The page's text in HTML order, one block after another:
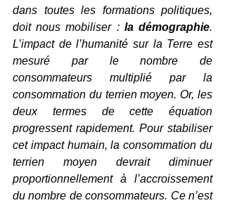
dans toutes les formations politiques,
doit nous mobiliser : la démographie.
L’impact de l’humanité sur la Terre est
mesuré par le nombre de
consommateurs multiplié par la
consommation du terrien moyen. Or, les
deux termes de cette équation
progressent rapidement. Pour stabiliser
cet impact humain, la consommation du
terrien moyen devrait diminuer
proportionnellement à l’accroissement
du nombre de consommateurs. Ce n’est